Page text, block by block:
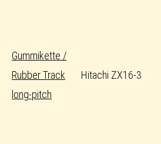
Gummikette /
Rubber Track
long-pitch
Hitachi ZX16-3